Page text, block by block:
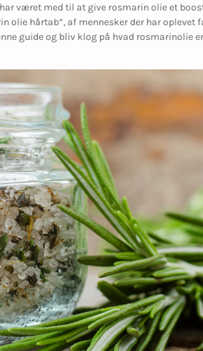
været med til at give rosmarin olie et
olie hårtab”, af mennesker der har
guide og bliv klog på hvad rosmarinolie